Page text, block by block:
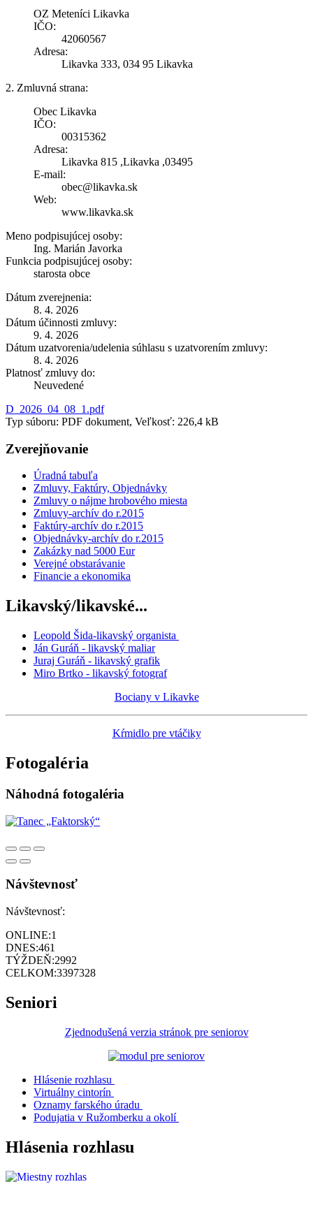
OZ Meteníci Likavka
IČO:
42060567
Adresa:
Likavka 333, 034 95 Likavka
2. Zmluvná strana:
Obec Likavka
IČO:
00315362
Adresa:
Likavka 815 ,Likavka ,03495
E-mail:
obec@likavka.sk
Web:
www.likavka.sk
Meno podpisujúcej osoby:
Ing. Marián Javorka
Funkcia podpisujúcej osoby:
starosta obce
Dátum zverejnenia:
8. 4. 2026
Dátum účinnosti zmluvy:
9. 4. 2026
Dátum uzatvorenia/udelenia súhlasu s uzatvorením zmluvy:
8. 4. 2026
Platnosť zmluvy do:
Neuvedené
D_2026_04_08_1.pdf
Typ súboru: PDF dokument, Veľkosť: 226,4 kB
Zverejňovanie
Úradná tabuľa
Zmluvy, Faktúry, Objednávky
Zmluvy o nájme hrobového miesta
Zmluvy-archív do r.2015
Faktúry-archív do r.2015
Objednávky-archív do r.2015
Zakázky nad 5000 Eur
Verejné obstarávanie
Financie a ekonomika
Likavský/likavské...
Leopold Šida-likavský organista
Ján Guráň - likavský maliar
Juraj Guráň - likavský grafik
Miro Brtko - likavský fotograf
Bociany v Likavke
Kŕmidlo pre vtáčiky
Fotogaléria
Náhodná fotogaléria
Návštevnosť
Návštevnosť:
ONLINE:1
DNES:461
TÝŽDEŇ:2992
CELKOM:3397328
Seniori
Zjednodušená verzia stránok pre seniorov
Hlásenie rozhlasu
Virtuálny cintorín
Oznamy farského úradu
Podujatia v Ružomberku a okolí
Hlásenia rozhlasu